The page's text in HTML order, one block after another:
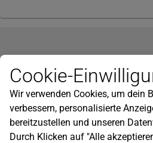
Newsletter
Infos zu neuen Produkten,
unserem Newsletter!
Jetzt anmelden
Cookie-
Wir verwenden Cookies, um dein
verbessern, personalisierte
bereitzustellen und unseren
Durch Klicken auf "Alle